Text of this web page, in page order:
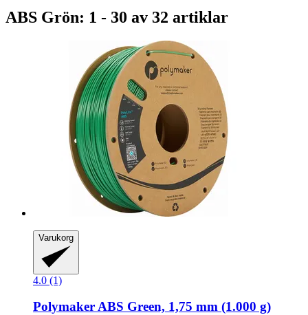
ABS Grön: 1 - 30 av 32 artiklar
Varukorg
4.0 (1)
PolymakerABS Green, 1,75 mm (1.000 g)